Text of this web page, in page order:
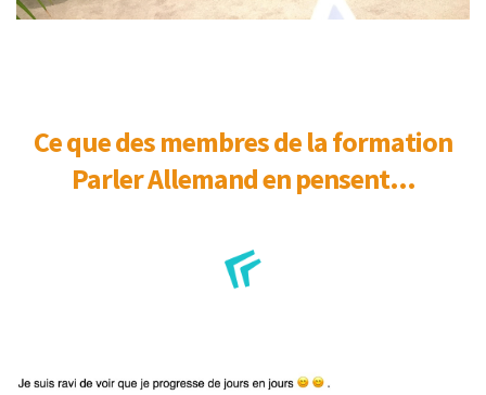
Ce que des membres de la formation
Parler Allemand en pensent...